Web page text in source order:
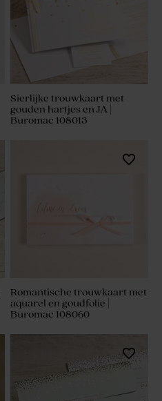
Sierlijke trouwkaart met
gouden hartjes en JA |
Buromac 108013
Romantische trouwkaart met
aquarel en goudfolie |
Buromac 108060